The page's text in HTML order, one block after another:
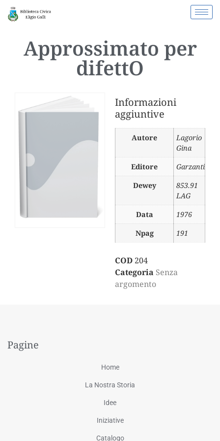
Approssimato per
difettO
Informazioni
aggiuntive
Autore
Lagorio
Gina
Editore
Garzanti
Dewey
853.91
LAG
Data
1976
Npag
191
COD 204
Categoria Senza
argomento
Pagine
Home
La Nostra Storia
Idee
Iniziative
Catalogo